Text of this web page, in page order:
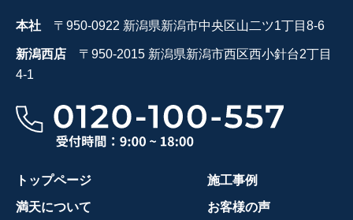
本社 〒950-0922 新潟県新潟市中央区山二ツ1丁目8-6
新潟西店 〒950-2015 新潟県新潟市西区西小針台2丁目
4-1
トップページ
満天について
施工事例
お客様の声